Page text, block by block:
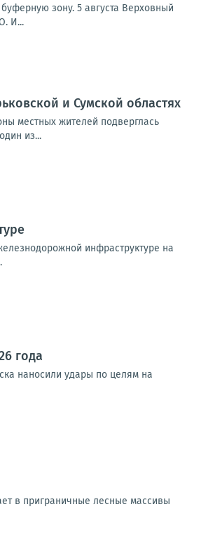
зону. 5 августа Верховный
И...
и Сумской областях
местных жителей подверглась
из...
инфраструктуре на
года
наносили удары по целям на
в приграничные лесные массивы